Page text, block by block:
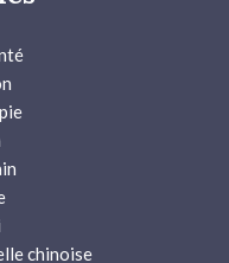
chinoise